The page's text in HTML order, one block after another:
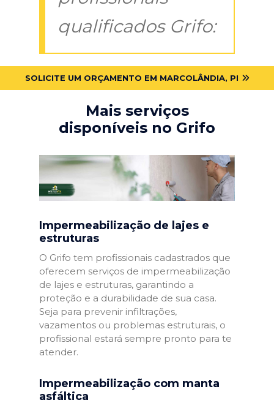
qualificados Grifo:
SOLICITE UM ORÇAMENTO EM MARCOLÂNDIA, PI
Mais serviços
disponíveis no Grifo
Impermeabilização de lajes e
estruturas
O Grifo tem profissionais cadastrados que
oferecem serviços de impermeabilização
de lajes e estruturas, garantindo a
proteção e a durabilidade de sua casa.
Seja para prevenir infiltrações,
vazamentos ou problemas estruturais, o
profissional estará sempre pronto para te
atender.
Impermeabilização com manta
asfáltica